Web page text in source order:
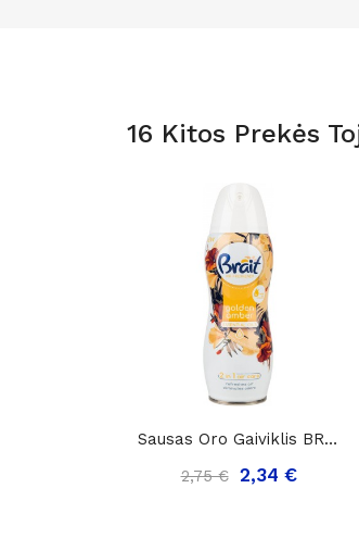
16 Kitos Prekės
Sausas Oro Gaiviklis BRAIT Golden Amber, 300ml..
2,75 € 2,34 €